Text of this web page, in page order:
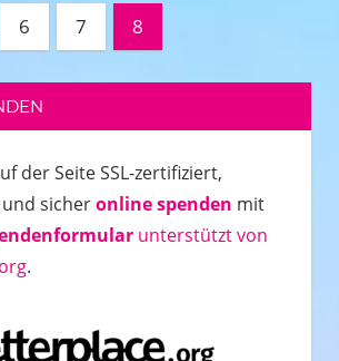
6 7 8
der Seite SSL-zertifiziert,
sicheronline spenden mit
unterstützt von
.